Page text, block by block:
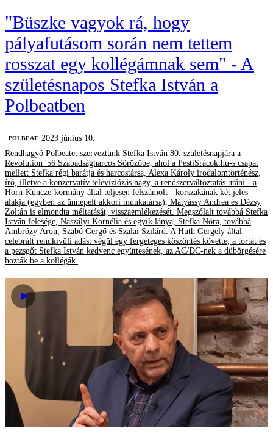
"Büszke vagyok rá, hogy
pályafutásom során nem tettem
rosszat egy kollégámnak sem" - A
születésnapos Stefka István a
Polbeatben
‎POLBEAT 2023 június 10.
Rendhagyó Polbeatet szerveztünk Stefka István 80. születésnapjára a
Revolution '56 Szabadságharcos Sörözőbe, ahol a PestiSrácok.hu-s csapat
mellett Stefka régi barátja és harcostársa, Alexa Károly irodalomtörténész,
író, illetve a konzervatív televíziózás nagy, a rendszerváltoztatás utáni - a
Horn-Kuncze-kormány által teljesen felszámolt - korszakának két jeles
alakja (egyben az ünnepelt akkori munkatársa), Mátyássy Andrea és Dézsy
Zoltán is elmondta méltatását, visszaemlékezését. Megszólalt továbbá Stefka
István felesége, Naszályi Kornélia és egyik lánya, Stefka Nóra, továbbá
Ambrózy Áron, Szabó Gergő és Szalai Szilárd. A Huth Gergely által
celebrált rendkívüli adást végül egy fergeteges köszöntés követte, a tortát és
a pezsgőt Stefka István kedvenc együttesének, az AC/DC-nek a dübörgésére
hozták be a kollégák.